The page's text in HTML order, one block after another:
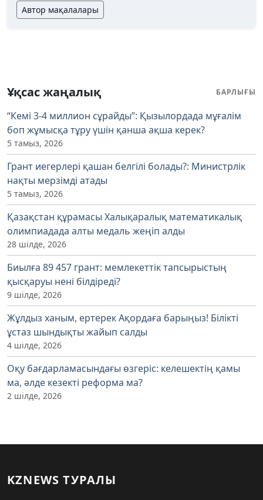
Автор мақалалары
Ұқсас жаңалық БАРЛЫҒЫ
“Кемі 3-4 миллион сұрайды”: Қызылордада мұғалім
боп жұмысқа тұру үшін қанша ақша керек?
5 тамыз, 2026
Грант иегерлері қашан белгілі болады?: Министрлік
нақты мерзімді атады
5 тамыз, 2026
Қазақстан құрамасы Халықаралық математикалық
олимпиадада алты медаль жеңіп алды
28 шілде, 2026
Биылға 89 457 грант: мемлекеттік тапсырыстың
қысқаруы нені білдіреді?
9 шілде, 2026
Жұлдыз ханым, ертерек Ақордаға барыңыз! Білікті
ұстаз шындықты жайып салды
4 шілде, 2026
Оқу бағдарламасындағы өзгеріс: келешектің қамы
ма, әлде кезекті реформа ма?
2 шілде, 2026
KZNEWS ТУРАЛЫ